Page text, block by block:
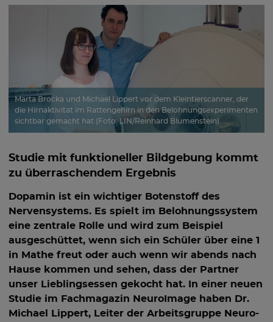
Marta Brocka und Michael Lippert vor dem Kleintierscanner, der
die Hirnaktivität im Rattengehirn in den Belohnungsexperimenten
sichtbar gemacht hat (Foto: LIN/Reinhard Blumenstein).
Studie mit funktioneller Bildgebung kommt
zu überraschendem Ergebnis
Dopamin ist ein wichtiger Botenstoff des
Nervensystems. Es spielt im Belohnungssystem
eine zentrale Rolle und wird zum Beispiel
ausgeschüttet, wenn sich ein Schüler über eine 1
in Mathe freut oder auch wenn wir abends nach
Hause kommen und sehen, dass der Partner
unser Lieblingsessen gekocht hat. In einer neuen
Studie im Fachmagazin NeuroImage haben Dr.
Michael Lippert, Leiter der Arbeitsgruppe Neuro-